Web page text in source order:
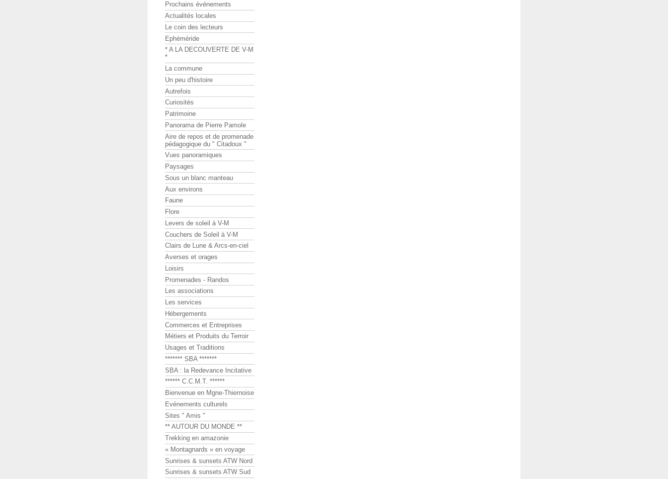
Prochains événements
Actualités locales
Le coin des lecteurs
Ephéméride
* A LA DECOUVERTE DE V-M
*
La commune
Un peu d'histoire
Autrefois
Curiosités
Patrimoine
Panorama de Pierre Pamole
Aire de repos et de promenade
pédagogique du " Citadoux "
Vues panoramiques
Paysages
Sous un blanc manteau
Aux environs
Faune
Flore
Levers de soleil à V-M
Couchers de Soleil à V-M
Clairs de Lune & Arcs-en-ciel
Averses et orages
Loisirs
Promenades - Randos
Les associations
Les services
Hébergements
Commerces et Entreprises
Métiers et Produits du Terroir
Usages et Traditions
******* SBA *******
SBA : la Redevance Incitative
****** C.C.M.T. ******
Bienvenue en Mgne-Thiernoise
Evénements culturels
Sites " Amis "
** AUTOUR DU MONDE **
Trekking en amazonie
« Montagnards » en voyage
Sunrises & sunsets ATW Nord
Sunrises & sunsets ATW Sud